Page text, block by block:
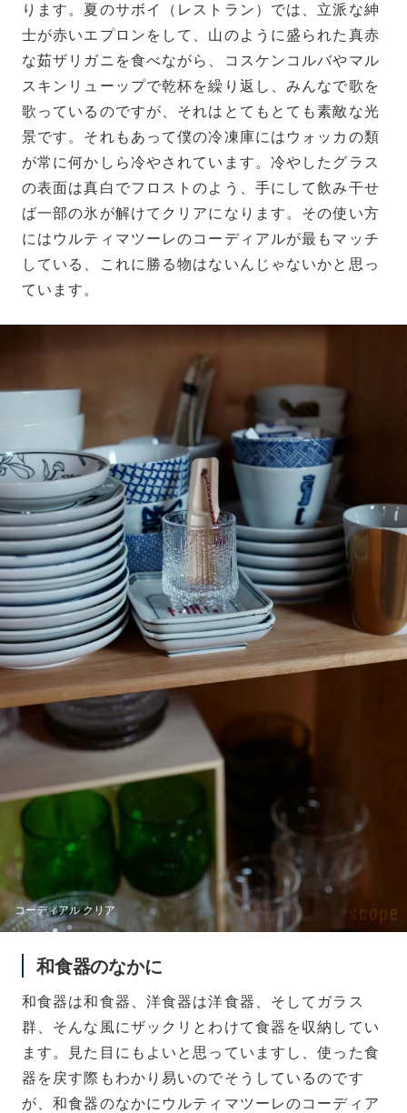
ります。夏のサボイ（レストラン）では、立派な紳
士が赤いエプロンをして、山のように盛られた真赤
な茹ザリガニを食べながら、コスケンコルバやマル
スキンリューップで乾杯を繰り返し、みんなで歌を
歌っているのですが、それはとてもとても素敵な光
景です。それもあって僕の冷凍庫にはウォッカの類
が常に何かしら冷やされています。冷やしたグラス
の表面は真白でフロストのよう、手にして飲み干せ
ば一部の氷が解けてクリアになります。その使い方
にはウルティマツーレのコーディアルが最もマッチ
している、これに勝る物はないんじゃないかと思っ
ています。
コーディアル クリア
和食器のなかに
和食器は和食器、洋食器は洋食器、そしてガラス
群、そんな風にザックリとわけて食器を収納してい
ます。見た目にもよいと思っていますし、使った食
器を戻す際もわかり易いのでそうしているのです
が、和食器のなかにウルティマツーレのコーディア